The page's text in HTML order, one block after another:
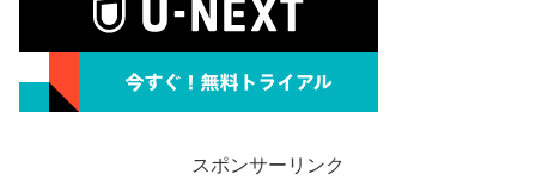
スポンサーリンク